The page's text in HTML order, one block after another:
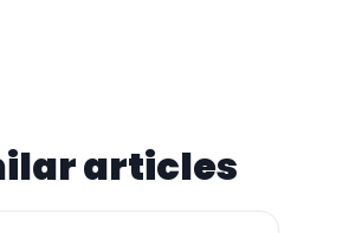
articles